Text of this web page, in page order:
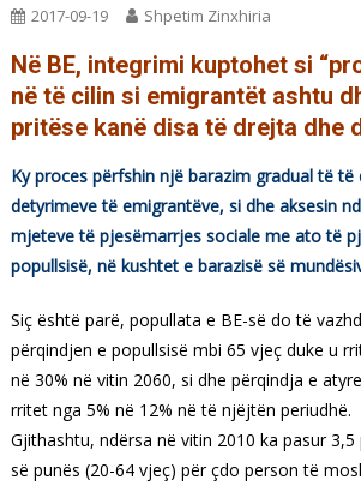
2017-09-19 Shpetim Zinxhiria
Në BE, integrimi kuptohet si
në të cilin si emigrantët ashtu
pritëse kanë disa të drejta dhe
Ky proces përfshin një barazim gradual të të
detyrimeve të emigrantëve, si dhe aksesin
mjeteve të pjesëmarrjes sociale me ato të
popullsisë, në kushtet e barazisë së
Siç është parë, popullata e BE-së do të
përqindjen e popullsisë mbi 65 vjeç duke u
në 30% në vitin 2060, si dhe përqindja e
rritet nga 5% në 12% në të njëjtën periudhë.
Gjithashtu, ndërsa në vitin 2010 ka pasur
së punës (20-64 vjeç) për çdo person të